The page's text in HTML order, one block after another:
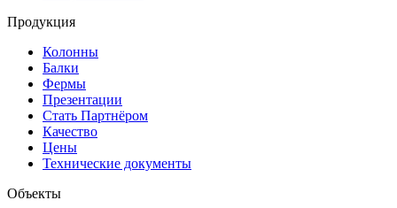
Продукция
Колонны
Балки
Фермы
Презентации
Стать Партнёром
Качество
Цены
Технические документы
Объекты